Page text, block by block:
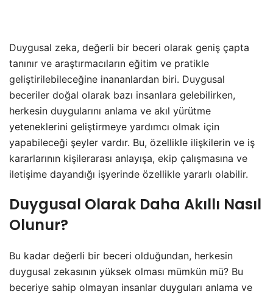
Duygusal zeka, değerli bir beceri olarak geniş çapta
tanınır ve araştırmacıların eğitim ve pratikle
geliştirilebileceğine inananlardan biri. Duygusal
beceriler doğal olarak bazı insanlara gelebilirken,
herkesin duygularını anlama ve akıl yürütme
yeteneklerini geliştirmeye yardımcı olmak için
yapabileceği şeyler vardır. Bu, özellikle ilişkilerin ve iş
kararlarının kişilerarası anlayışa, ekip çalışmasına ve
iletişime dayandığı işyerinde özellikle yararlı olabilir.
Duygusal Olarak Daha Akıllı Nasıl
Olunur?
Bu kadar değerli bir beceri olduğundan, herkesin
duygusal zekasının yüksek olması mümkün mü? Bu
beceriye sahip olmayan insanlar duyguları anlama ve